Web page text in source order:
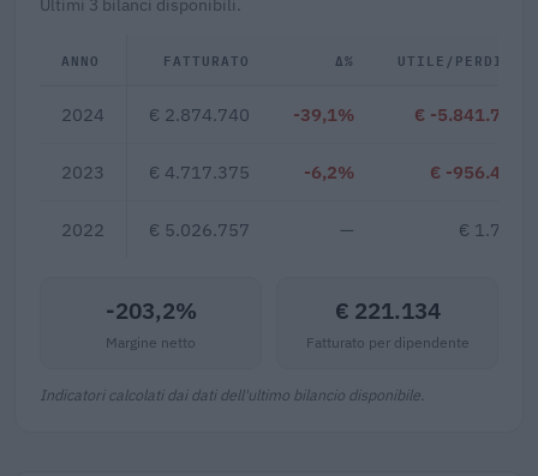
ANNO FATTURATO Δ% UTILE/PERDITA
2024 € 2.874.740 -39,1% € -5.841.751
2023 € 4.717.375 -6,2% € -956.414
2022 € 5.026.757 — € 1.751
-203,2%
Margine netto
€ 221.134
Fatturato per dipendente
Indicatori calcolati dai dati dell'ultimo bilancio disponibile.